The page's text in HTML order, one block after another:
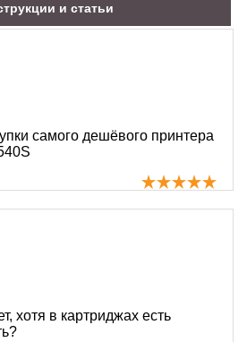
и статьи
самого дешёвого принтера
хотя в картриджах есть